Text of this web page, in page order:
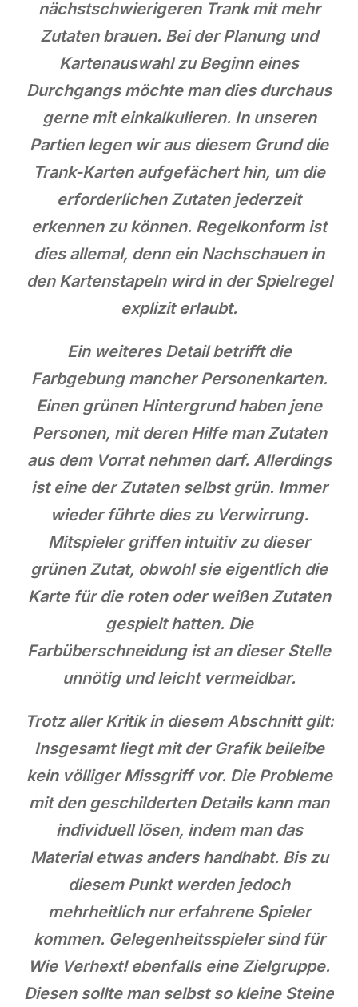
nächstschwierigeren Trank mit mehr
Zutaten brauen. Bei der Planung und
Kartenauswahl zu Beginn eines
Durchgangs möchte man dies durchaus
gerne mit einkalkulieren. In unseren
Partien legen wir aus diesem Grund die
Trank-Karten aufgefächert hin, um die
erforderlichen Zutaten jederzeit
erkennen zu können. Regelkonform ist
dies allemal, denn ein Nachschauen in
den Kartenstapeln wird in der Spielregel
explizit erlaubt.
Ein weiteres Detail betrifft die
Farbgebung mancher Personenkarten.
Einen grünen Hintergrund haben jene
Personen, mit deren Hilfe man Zutaten
aus dem Vorrat nehmen darf. Allerdings
ist eine der Zutaten selbst grün. Immer
wieder führte dies zu Verwirrung.
Mitspieler griffen intuitiv zu dieser
grünen Zutat, obwohl sie eigentlich die
Karte für die roten oder weißen Zutaten
gespielt hatten. Die
Farbüberschneidung ist an dieser Stelle
unnötig und leicht vermeidbar.
Trotz aller Kritik in diesem Abschnitt gilt:
Insgesamt liegt mit der Grafik beileibe
kein völliger Missgriff vor. Die Probleme
mit den geschilderten Details kann man
individuell lösen, indem man das
Material etwas anders handhabt. Bis zu
diesem Punkt werden jedoch
mehrheitlich nur erfahrene Spieler
kommen. Gelegenheitsspieler sind für
Wie Verhext! ebenfalls eine Zielgruppe.
Diesen sollte man selbst so kleine Steine